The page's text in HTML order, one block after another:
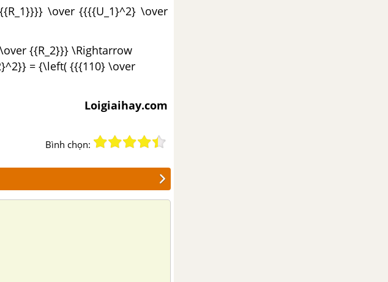
\over {{{{U_1}^2} \over
{{R_2}}} \Rightarrow
= {\left( {{{110} \over
Loigiaihay.com
Bình chọn: